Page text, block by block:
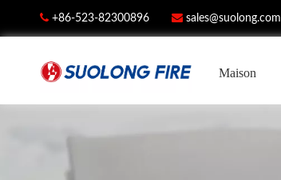
 +86-523-82300896  sales@suolong.com
Maison